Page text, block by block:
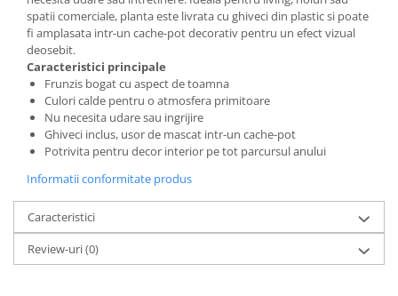
spatii comerciale, planta este livrata cu ghiveci din plastic si poate
fi amplasata intr-un cache-pot decorativ pentru un efect vizual
deosebit.
Caracteristici principale
Frunzis bogat cu aspect de toamna
Culori calde pentru o atmosfera primitoare
Nu necesita udare sau ingrijire
Ghiveci inclus, usor de mascat intr-un cache-pot
Potrivita pentru decor interior pe tot parcursul anului
Informatii conformitate produs
Caracteristici
Review-uri(0)